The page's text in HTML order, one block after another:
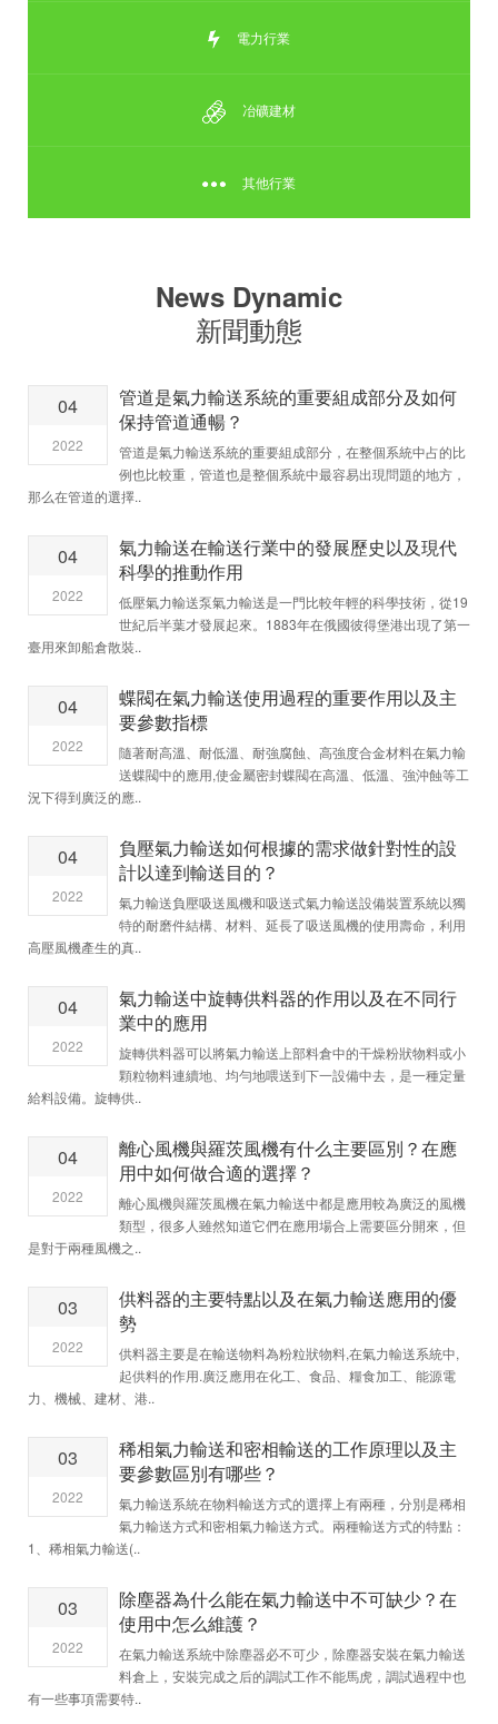
電力行業
冶礦建材
其他行業
News Dynamic
新聞動態
04
2022
管道是氣力輸送系統的重要組成部分及如何
保持管道通暢？
管道是氣力輸送系統的重要組成部分，在整個系統中占的比
例也比較重，管道也是整個系統中最容易出現問題的地方，
那么在管道的選擇..
04
2022
氣力輸送在輸送行業中的發展歷史以及現代
科學的推動作用
低壓氣力輸送泵氣力輸送是一門比較年輕的科學技術，從19
世紀后半葉才發展起來。1883年在俄國彼得堡港出現了第一
臺用來卸船倉散裝..
04
2022
蝶閥在氣力輸送使用過程的重要作用以及主
要參數指標
隨著耐高溫、耐低溫、耐強腐蝕、高強度合金材料在氣力輸
送蝶閥中的應用,使金屬密封蝶閥在高溫、低溫、強沖蝕等工
況下得到廣泛的應..
04
2022
負壓氣力輸送如何根據的需求做針對性的設
計以達到輸送目的？
氣力輸送負壓吸送風機和吸送式氣力輸送設備裝置系統以獨
特的耐磨件結構、材料、延長了吸送風機的使用壽命，利用
高壓風機產生的真..
04
2022
氣力輸送中旋轉供料器的作用以及在不同行
業中的應用
旋轉供料器可以將氣力輸送上部料倉中的干燥粉狀物料或小
顆粒物料連續地、均勻地喂送到下一設備中去，是一種定量
給料設備。旋轉供..
04
2022
離心風機與羅茨風機有什么主要區別？在應
用中如何做合適的選擇？
離心風機與羅茨風機在氣力輸送中都是應用較為廣泛的風機
類型，很多人雖然知道它們在應用場合上需要區分開來，但
是對于兩種風機之..
03
2022
供料器的主要特點以及在氣力輸送應用的優
勢
供料器主要是在輸送物料為粉粒狀物料,在氣力輸送系統中,
起供料的作用.廣泛應用在化工、食品、糧食加工、能源電
力、機械、建材、港..
03
2022
稀相氣力輸送和密相輸送的工作原理以及主
要參數區別有哪些？
氣力輸送系統在物料輸送方式的選擇上有兩種，分別是稀相
氣力輸送方式和密相氣力輸送方式。兩種輸送方式的特點：
1、稀相氣力輸送(..
03
2022
除塵器為什么能在氣力輸送中不可缺少？在
使用中怎么維護？
在氣力輸送系統中除塵器必不可少，除塵器安裝在氣力輸送
料倉上，安裝完成之后的調試工作不能馬虎，調試過程中也
有一些事項需要特..